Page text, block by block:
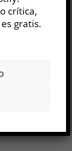
crítica,
gratis.